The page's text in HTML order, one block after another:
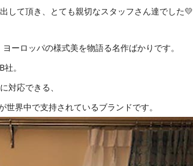
して頂き、とても親切なスタッフさん達でした💛
ーロッパの様式美を物語る名作ばかりです。
。
対応できる、
界中で支持されているブランドです。